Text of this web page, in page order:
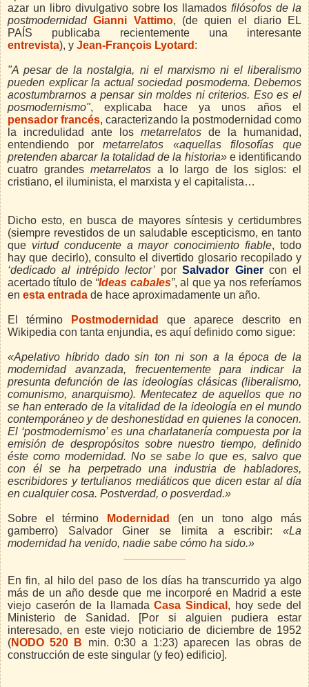
azar un libro divulgativo sobre los llamadosfilósofos de la
postmodernidad Gianni Vattimo,
(de quien el diario EL
PAÍS publicaba recientemente una interesante
entrevista), y Jean-François Lyotard :
"A pesar de la nostalgia, ni el marxismo ni el liberalismo
pueden explicar la actual sociedad posmoderna. Debemos
acostumbrarnos a pensar sin moldes ni criterios. Eso es el
posmodernismo", explicaba hace ya unos años el
pensador francés, caracterizando la postmodernidad como
la incredulidad ante los metarrelatos de la humanidad,
entendiendo pormetarrelatos
«aquellas filosofías que
pretenden abarcar la totalidad de la historia»e identificando
cuatro grandes metarrelatosa lo largo de los siglos: el
cristiano, el iluminista, el marxista y el capitalista…
Dicho esto, en busca de mayores síntesis y certidumbres
(siempre revestidos de un saludable escepticismo, en tanto
que virtud conducente a mayor conocimiento fiable, todo
hay que decirlo), consulto el divertido glosario recopilado y
‘dedicado al intrépido lector’porSalvador Ginercon el
acertado título de “Ideas cabales”,al que ya nos referíamos
en esta entrada de hace aproximadamente un año.
El término Postmodernidad que
aparece descrito en
Wikipedia con tanta enjundia, es aquí definido como sigue:
«Apelativo híbrido dado sin ton ni son a la época de la
modernidad avanzada, frecuentemente para indicar la
presunta defunción de las ideologías clásicas (liberalismo,
comunismo, anarquismo). Mentecatez de aquellos que no
se han enterado de la vitalidad de la ideología en el mundo
contemporáneo y de deshonestidad en quienes la conocen.
El ‘postmodernismo’ es una charlatanería compuesta por la
emisión de despropósitos sobre nuestro tiempo, definido
éste como modernidad. No se sabe lo que es, salvo que
con él se ha perpetrado una industria de habladores,
escribidores y tertulianos mediáticos que dicen estar al día
en cualquier cosa. Postverdad, o posverdad.»
Sobre el término Modernidad
(en un tono algo más
gamberro) Salvador Giner se limita a escribir:
«La
modernidad ha venido, nadie sabe cómo ha sido.»
En fin, al hilo del paso de los días ha transcurrido ya algo
más de un año desde que me incorporé en Madrid a este
viejo caserón de la llamadaCasa Sindical , hoy sede del
Ministerio de Sanidad. [Por si alguien pudiera estar
interesado, en este viejo noticiario de diciembre de 1952
(NODO 520 B
min. 0:30 a 1:23) aparecen las obras de
construcción de este singular (y feo) edificio].